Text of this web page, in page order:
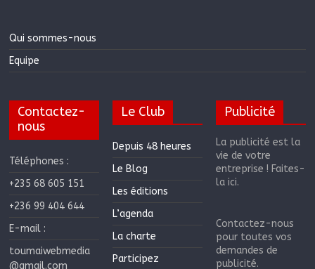
Qui sommes-nous
Equipe
Contactez-
nous
Téléphones :
+235 68 605 151
+236 99 404 644
E-mail :
toumaiwebmedia
@gmail.com
Le Club
Depuis 48 heures
Le Blog
Les éditions
L’agenda
La charte
Participez
Publicité
La publicité est la
vie de votre
entreprise ! Faites-
la ici.
Contactez-nous
pour toutes vos
demandes de
publicité.